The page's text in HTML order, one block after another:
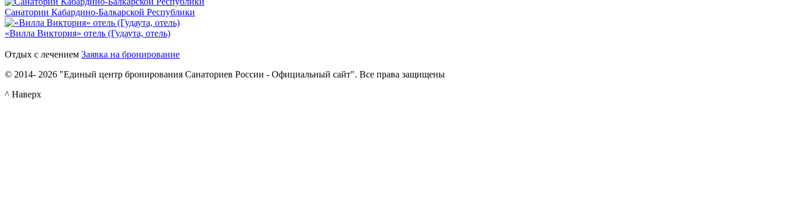
Санатории Кабардино-Балкарской Республики
«Вилла Виктория» отель (Гудаута, отель)
Отдых с лечением Заявка на бронирование
© 2014- 2026 "Единый центр бронирования Санаториев России - Официальный сайт". Все права защищены
^ Наверх